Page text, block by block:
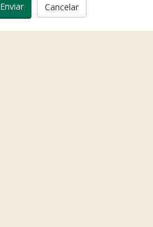
Enviar Cancelar